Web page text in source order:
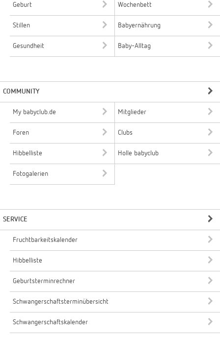
Geburt Wochenbett
Stillen Babyernährung
Gesundheit Baby-Alltag
COMMUNITY
My babyclub.de Mitglieder
Foren Clubs
Hibbelliste Holle babyclub
Fotogalerien
SERVICE
Fruchtbarkeitskalender
Hibbelliste
Geburtsterminrechner
Schwangerschaftsterminübersicht
Schwangerschaftskalender